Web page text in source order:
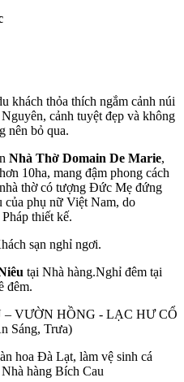
khách thỏa thích ngắm cảnh núi
cảnh tuyệt đẹp và không
nên bỏ qua.
Nhà Thờ Domain De Marie,
10ha, mang đậm phong cách
thờ có tượng Đức Mẹ đứng
của phụ nữ Việt Nam, do
thiết kế.
sạn nghỉ ngơi.
tại Nhà hàng.Nghỉ đêm tại
đêm.
VƯỜN HỒNG - LẠC HƯ CỔ
Sáng, Trưa)
hoa Đà Lạt, làm vệ sinh cá
hàng Bích Cau